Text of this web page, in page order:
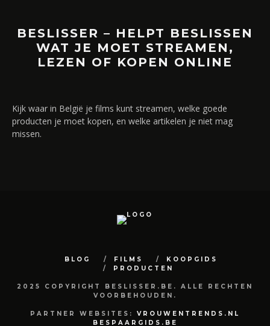
BESLISSER – HELPT BESLISSEN
WAT JE MOET STREAMEN,
LEZEN OF KOPEN ONLINE
Kijk waar in België je films kunt streamen, welke goede
producten je moet kopen, en welke artikelen je niet mag
missen.
BLOG FILMS
KOOPGIDS
PRODUCTEN
2025 COPYRIGHT BESLISSER.BE. ALLE RECHTEN
VOORBEHOUDEN.
PARTNER WEBSITES: VROUWENTRENDS.NL
BESPAARGIDS.BE